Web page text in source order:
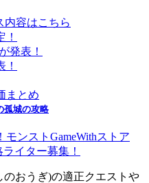
内容はこちら
発表！
まとめ
孤城の攻略
ンストGameWithストア
イター募集！
おうぎ)の適正クエストや